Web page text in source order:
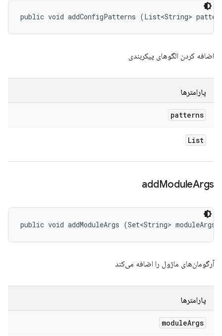
public void addConfigPatterns (List<String>
اضافه کردن الگوهای پیکربندی
پارامترها
patterns
List
addModuleArgs
public void addModuleArgs (Set<String> moduleArgs)
آرگومان‌های ماژول را اضافه می‌کند
پارامترها
moduleArgs